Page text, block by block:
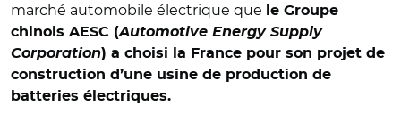
marché automobile électrique que
le Groupe
chinois AESC (Automotive Energy Supply
Corporation) a choisi la France pour son projet de
construction d’une usine de production de
batteries électriques.